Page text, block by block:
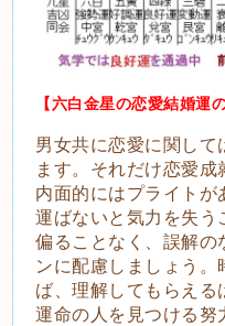
【六白金星の恋愛結婚運
男女共に恋愛に関し
ます。それだけ恋愛成
内面的にはプライトが
運ばないと気力を失う
偏ることなく、誤解の
ンに配慮しましょう
ば、理解してもらえ
運命の人を見つける努